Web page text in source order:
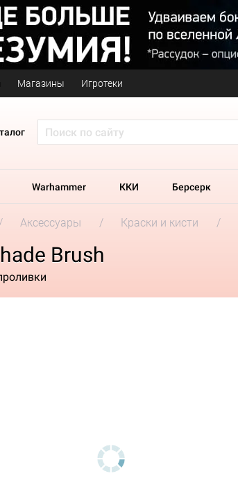
Магазины Игротеки
Warhammer ККИ Берсерк
Аксессуары Краски и кисти
Brush